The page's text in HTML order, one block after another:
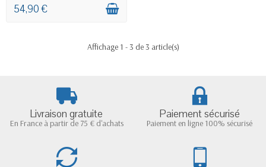
54,90 €
Affichage 1 - 3 de 3 article(s)
Livraison gratuite
En France à partir de 75 € d'achats
Paiement sécurisé
Paiement en ligne 100% sécurisé